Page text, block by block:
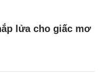
lửa cho giấc mơ